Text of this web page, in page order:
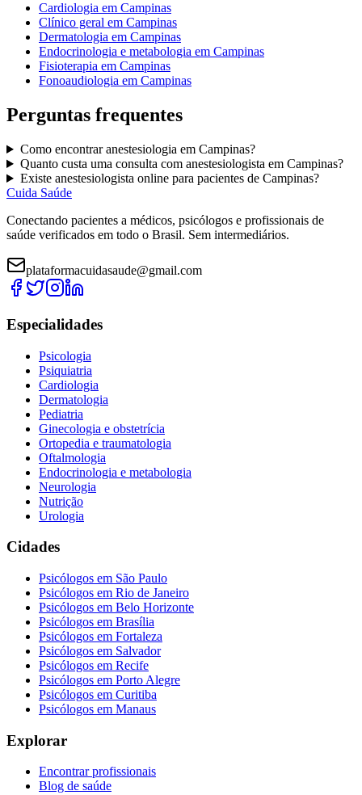
Cardiologia em Campinas
Clínico geral em Campinas
Dermatologia em Campinas
Endocrinologia e metabologia em Campinas
Fisioterapia em Campinas
Fonoaudiologia em Campinas
Perguntas frequentes
Como encontraranestesiologia em Campinas?
Quanto custa uma consulta com anestesiologista em Campinas?
Existe anestesiologista online para pacientes de Campinas?
Cuida Saúde
Conectando pacientes a médicos, psicólogos e profissionais de
saúde verificados em todo o Brasil. Sem intermediários.
plataformacuidasaude@gmail.com
Especialidades
Psicologia
Psiquiatria
Cardiologia
Dermatologia
Pediatria
Ginecologia e obstetrícia
Ortopedia e traumatologia
Oftalmologia
Endocrinologia e metabologia
Neurologia
Nutrição
Urologia
Cidades
Psicólogos em São Paulo
Psicólogos em Rio de Janeiro
Psicólogos em Belo Horizonte
Psicólogos em Brasília
Psicólogos em Fortaleza
Psicólogos em Salvador
Psicólogos em Recife
Psicólogos em Porto Alegre
Psicólogos em Curitiba
Psicólogos em Manaus
Explorar
Encontrar profissionais
Blog de saúde